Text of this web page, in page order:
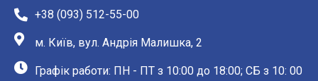
+38 (093) 512-55-00
м. Київ, вул. Андрія Малишка, 2
Графік работи: ПН - ПТ з 10:00 до 18:00; СБ з 10: 00